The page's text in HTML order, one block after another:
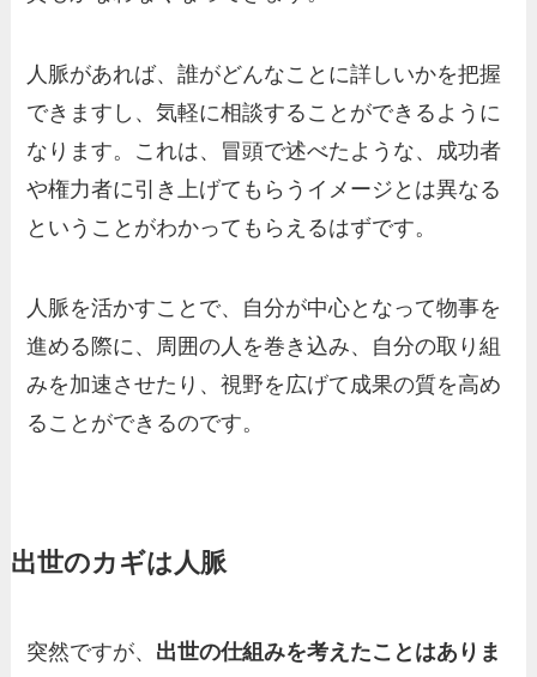
人脈があれば、誰がどんなことに詳しいかを把握
できますし、気軽に相談することができるように
なります。これは、冒頭で述べたような、成功者
や権力者に引き上げてもらうイメージとは異なる
ということがわかってもらえるはずです。
人脈を活かすことで、自分が中心となって物事を
進める際に、周囲の人を巻き込み、自分の取り組
みを加速させたり、視野を広げて成果の質を高め
ることができるのです。
出世のカギは人脈
突然ですが、 出世の仕組みを考えたことはありま